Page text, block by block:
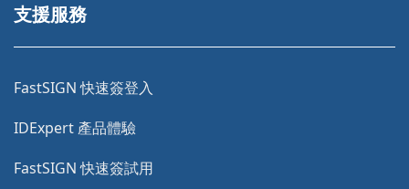
支援服務
FastSIGN 快速簽登入
IDExpert 產品體驗
FastSIGN 快速簽試用